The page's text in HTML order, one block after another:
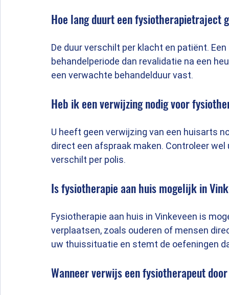
Hoe lang duurt een fysiotherapietraject
De duur verschilt per klacht en patiënt.
behandelperiode dan revalidatie na een
een verwachte behandelduur vast.
Heb ik een verwijzing nodig voor
U heeft geen verwijzing van een huisarts
direct een afspraak maken. Controleer
verschilt per polis.
Is fysiotherapie aan huis mogelijk in
Fysiotherapie aan huis in Vinkeveen is
verplaatsen, zoals ouderen of mensen
uw thuissituatie en stemt de oefeningen
Wanneer verwijs een fysiotherapeut